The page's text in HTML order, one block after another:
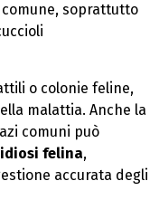
soprattutto
o colonie feline,
malattia. Anche la
comuni può
felina,
accurata degli